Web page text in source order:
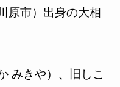
原市）出身の大相
みきや）、旧しこ